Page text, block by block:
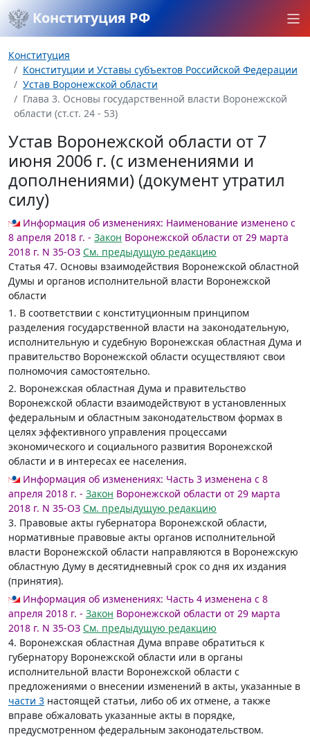
Конституция РФ
Конституция
Конституции и Уставы субъектов Российской Федерации
Устав Воронежской области
Глава 3. Основы государственной власти Воронежской
области (ст.ст. 24 - 53)
Устав Воронежской области от 7
июня 2006 г. (с изменениями и
дополнениями) (документ утратил
силу)
Информация об изменениях: Наименование изменено с
8 апреля 2018 г. - Закон Воронежской области от 29 марта
2018 г. N 35-ОЗ См. предыдущую редакцию
Статья 47. Основы взаимодействия Воронежской областной
Думы и органов исполнительной власти Воронежской
области
1. В соответствии с конституционным принципом
разделения государственной власти на законодательную,
исполнительную и судебную Воронежская областная Дума и
правительство Воронежской области осуществляют свои
полномочия самостоятельно.
2. Воронежская областная Дума и правительство
Воронежской области взаимодействуют в установленных
федеральным и областным законодательством формах в
целях эффективного управления процессами
экономического и социального развития Воронежской
области и в интересах ее населения.
Информация об изменениях: Часть 3 изменена с 8
апреля 2018 г. - Закон Воронежской области от 29 марта
2018 г. N 35-ОЗ См. предыдущую редакцию
3. Правовые акты губернатора Воронежской области,
нормативные правовые акты органов исполнительной
власти Воронежской области направляются в Воронежскую
областную Думу в десятидневный срок со дня их издания
(принятия).
Информация об изменениях: Часть 4 изменена с 8
апреля 2018 г. - Закон Воронежской области от 29 марта
2018 г. N 35-ОЗ См. предыдущую редакцию
4. Воронежская областная Дума вправе обратиться к
губернатору Воронежской области или в органы
исполнительной власти Воронежской области с
предложениями о внесении изменений в акты, указанные в
части 3 настоящей статьи, либо об их отмене, а также
вправе обжаловать указанные акты в порядке,
предусмотренном федеральным законодательством.